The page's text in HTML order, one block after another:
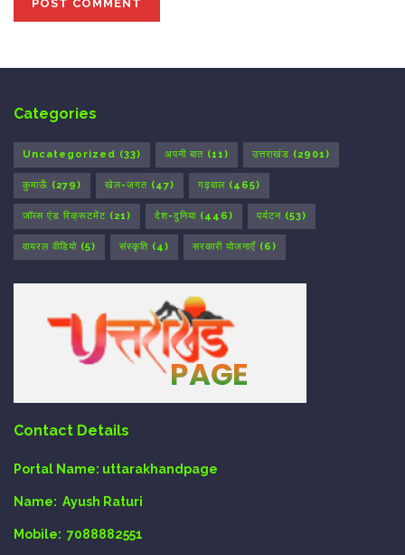
Categories
Uncategorized (33) अपनी बात (11) उत्तराखंड (2901)
कुमाऊँ (279) खेल-जगत (47) गढ़वाल (465)
जॉब्स एंड रिक्रूटमेंट (21) देश-दुनिया (446) पर्यटन (53)
वायरल वीडियो (5) संस्कृति (4) सरकारी योजनाएँ (6)
Contact Details
Portal Name: uttarakhandpage
Name: Ayush Raturi
Mobile: 7088882551